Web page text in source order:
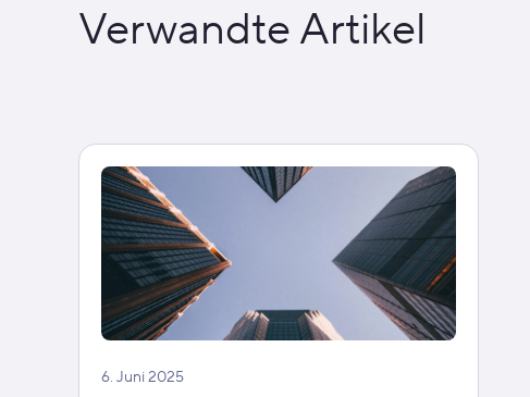
Verwandte Artikel
6. Juni 2025